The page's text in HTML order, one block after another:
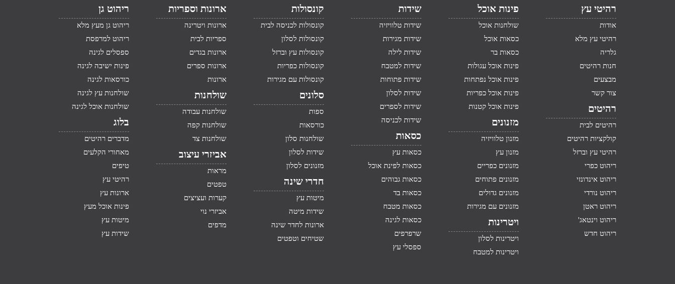
רהיטי עץ
אודות
רהיטי עץ מלא
גלריה
חנות רהיטים
מבצעים
צור קשר
רהיטים
רהיטים לבית
קולקציות רהיטים
רהיטי עץ וברזל
ריהוט כפרי
ריהוט אינדונזי
ריהוט נורדי
ריהוט ראטן
ריהוט וינטאג'
ריהוט חדש
פינות אוכל
שולחנות אוכל
כסאות אוכל
כסאות בר
פינות אוכל עגולות
פינות אוכל נפתחות
פינות אוכל כפריות
פינות אוכל קטנות
מזנונים
מזנון טלוויזיה
מזנון עץ
מזנונים כפריים
מזנונים פתוחים
מזנונים גדולים
מזנונים עם מגירות
ויטרינות
ויטרינות לסלון
ויטרינות למטבח
שידות
שידות טלוויזיה
שידות מגירות
שידות לילה
שידות למטבח
שידות פתוחות
שידות לסלון
שידות לספרים
שידות לכניסה
כסאות
כסאות עץ
כסאות לפינת אוכל
כסאות גבוהים
כסאות בד
כסאות מטבח
כסאות לגינה
שרפרפים
ספסלי עץ
קונסולות
קונסולות לכניסה לבית
קונסולות לסלון
קונסולות עץ וברזל
קונסולות כפריות
קונסולות עם מגירות
סלונים
ספות
כורסאות
שולחנות סלון
שידות לסלון
מזנונים לסלון
חדרי שינה
מיטות עץ
שידות מיטה
ארונות לחדר שינה
שטיחים וטפטים
ארונות וספריות
ארונות ויטרינה
ספריות לבית
ארונות בגדים
ארונות ספרים
ארונות
שולחנות
שולחנות עבודה
שולחנות קפה
שולחנות צד
אביזרי עיצוב
מראות
טפטים
קערות ועציצים
אביזרי נוי
מדפים
ריהוט גן
ריהוט גן מעץ מלא
ריהוט למרפסת
ספסלים לגינה
פינות ישיבה לגינה
כורסאות לגינה
שולחנות עץ לגינה
שולחנות אוכל לגינה
בלוג
מדברים רהיטים
מאחורי הקלעים
טיפים
רהיטי עץ
ארונות עץ
פינות אוכל מעץ
מיטות עץ
שידות עץ